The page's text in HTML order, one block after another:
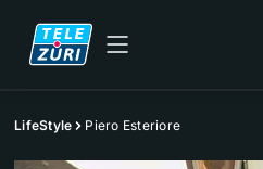
LifeStyle Piero Esteriore